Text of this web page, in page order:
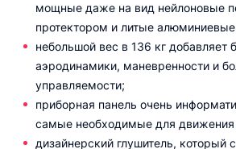
мощные даже на вид нейлоновые
протектором и литые алюминиевые
небольшой вес в 136 кг добавляет
аэродинамики, маневренности и
управляемости;
приборная панель очень
самые необходимые для движения
дизайнерский глушитель, который